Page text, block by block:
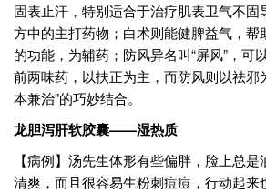
固表止汗，特别适合于治疗肌表卫气不固
方中的主打药物；白术则能健脾益气，帮
的功能，为辅药；防风异名叫“屏风”，可
前两味药，以扶正为主，而防风则以祛邪
本兼治”的巧妙结合。
龙胆泻肝软胶囊——湿热质
【病例】汤先生体形有些偏胖，脸上总
清爽，而且很容易生粉刺痘痘，行动起来